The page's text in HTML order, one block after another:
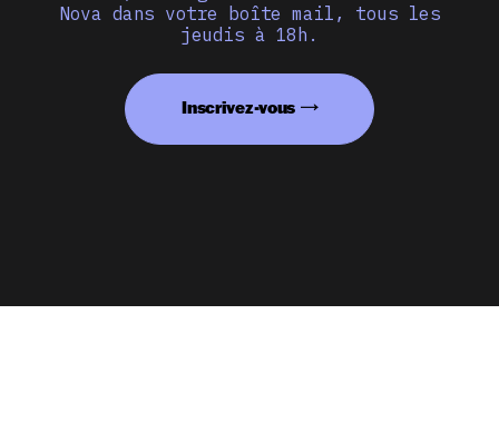
Nova dans votre boîte mail, tous les
jeudis à 18h.
Inscrivez-vous